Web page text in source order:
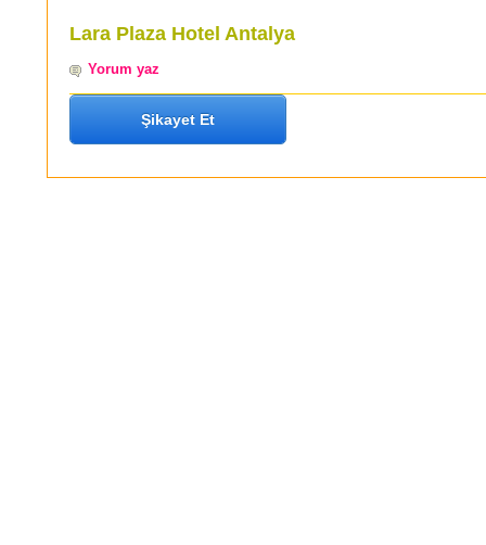
Lara Plaza Hotel Antalya
Yorum yaz
Şikayet Et